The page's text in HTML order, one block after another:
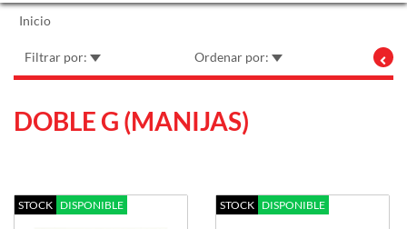
Inicio
Filtrar por: Ordenar por:
DOBLE G (MANIJAS)
STOCK DISPONIBLE STOCK DISPONIBLE